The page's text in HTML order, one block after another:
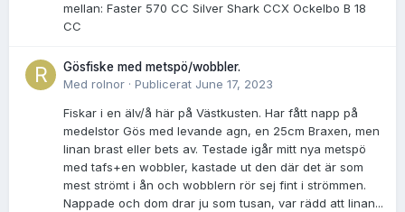
mellan: Faster 570 CC Silver Shark CCX Ockelbo B 18
CC
Gösfiske med metspö/wobbler.
Med rolnor · Publicerat June 17, 2023
Fiskar i en älv/å här på Västkusten. Har fått napp på
medelstor Gös med levande agn, en 25cm Braxen, men
linan brast eller bets av. Testade igår mitt nya metspö
med tafs+en wobbler, kastade ut den där det är som
mest strömt i ån och wobblern rör sej fint i strömmen.
Nappade och dom drar ju som tusan, var rädd att linan...